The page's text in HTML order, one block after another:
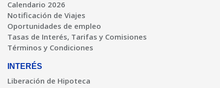
Calendario 2026
Notificación de Viajes
Oportunidades de empleo
Tasas de Interés, Tarifas y Comisiones
Términos y Condiciones
INTERÉS
Liberación de Hipoteca